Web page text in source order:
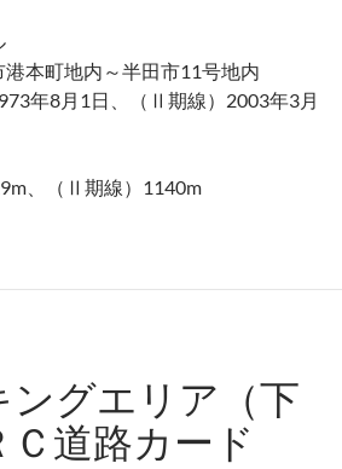
本町地内～半田市11号地内
年8月1日、（Ⅱ期線）2003年3月
、（Ⅱ期線）1140m
ングエリア（下
道路カード